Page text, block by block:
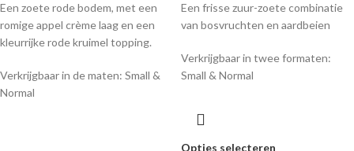
Een zoete rode bodem, met een
romige appel crème laag en een
kleurrijke rode kruimel topping.
Verkrijgbaar in de maten: Small &
Normal
Een frisse zuur-zoete combinatie
van bosvruchten en aardbeien
Verkrijgbaar in twee formaten:
Small & Normal
Opties selecteren